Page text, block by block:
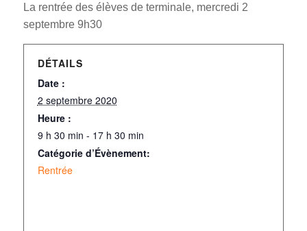
La rentrée des élèves de terminale, mercredi 2
septembre 9h30
DÉTAILS
Date :
2 septembre 2020
Heure :
9 h 30 min - 17 h 30 min
Catégorie d’Évènement:
Rentrée